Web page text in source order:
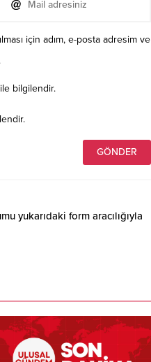
için adım, e-posta adresim ve
bilgilendir.
yukarıdaki form aracılığıyla